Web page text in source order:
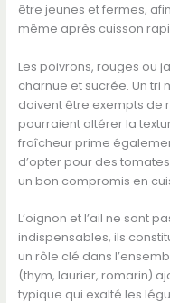
être jeunes et fermes,
même après cuisson
Les poivrons, rouges ou
charnue et sucrée. Un tri
doivent être exempts de
pourraient altérer la
fraîcheur prime
d’opter pour des
un bon compromis en
L’oignon et l’ail ne sont
indispensables, ils
un rôle clé dans
(thym, laurier, romarin)
typique qui exalté les